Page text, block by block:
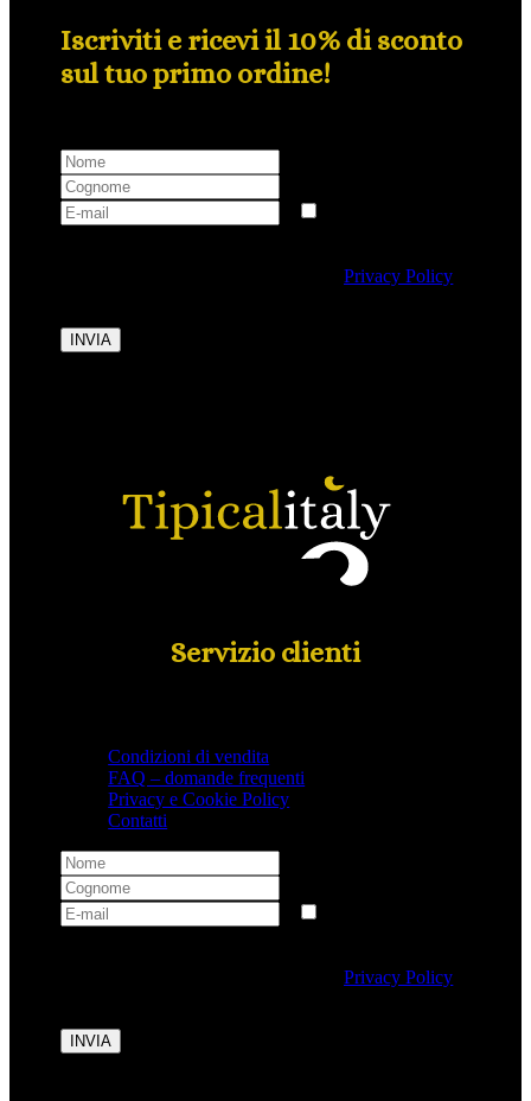
Iscriviti e ricevi il 10% di sconto
sul tuo primo ordine!
dei dati personali conformemente allaPrivacy Policy
INVIA
Servizio clienti
Condizioni di vendita
FAQ – domande frequenti
Privacy e Cookie Policy
Contatti
dei dati personali conformemente allaPrivacy Policy
INVIA